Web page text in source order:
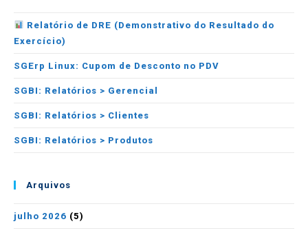
Relatório de DRE (Demonstrativo do Resultado do
Exercício)
SGErp Linux: Cupom de Desconto no PDV
SGBI: Relatórios > Gerencial
SGBI: Relatórios > Clientes
SGBI: Relatórios > Produtos
Arquivos
julho 2026 (5)